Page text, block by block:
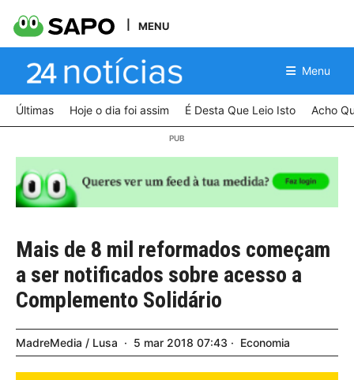
MENU
Menu
Últimas Hoje o dia foi assim É Desta Que Leio Isto Acho
Mais de 8 mil reformados começam
a ser notificados sobre acesso a
Complemento Solidário
MadreMedia / Lusa 5 mar 2018 07:43 Economia